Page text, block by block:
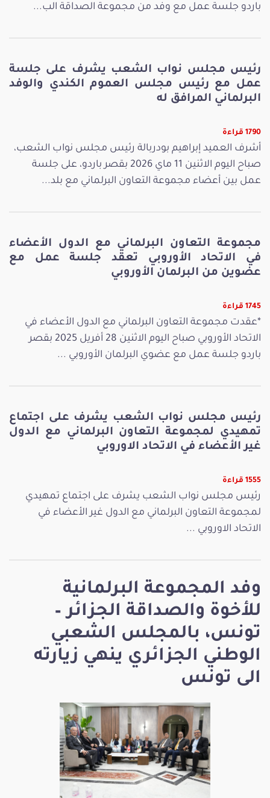
وفد المجموعة البرلمانية
للأخوة والصداقة الجزائر –
تونس، بالمجلس الشعبي
الوطني الجزائري ينهي زيارته
الى تونس
باردو جلسة عمل مع وفد من مجموعة الصداقة الب...
رئيس مجلس نواب الشعب يشرف على جلسة
عمل مع رئيس مجلس العموم الكندي والوفد
البرلماني المرافق له
1790 قراءة
أشرف العميد إبراهيم بودربالة رئيس مجلس نواب الشعب،
صباح اليوم الاثنين 11 ماي 2026 بقصر باردو، على جلسة
عمل بين أعضاء مجموعة التعاون البرلماني مع بلد...
مجموعة التعاون البرلماني مع الدول الأعضاء
في الاتحاد الأوروبي تعقد جلسة عمل مع
عضوين من البرلمان الأوروبي
1745 قراءة
*عقدت مجموعة التعاون البرلماني مع الدول الأعضاء في
الاتحاد الأوروبي صباح اليوم الاثنين 28 أفريل 2025 بقصر
باردو جلسة عمل مع عضوي البرلمان الأوروبي ...
رئيس مجلس نواب الشعب يشرف على اجتماع
تمهيدي لمجموعة التعاون البرلماني مع الدول
غير الأعضاء في الاتحاد الاوروبي
1555 قراءة
رئيس مجلس نواب الشعب يشرف على اجتماع تمهيدي
لمجموعة التعاون البرلماني مع الدول غير الأعضاء في
الاتحاد الاوروبي ...